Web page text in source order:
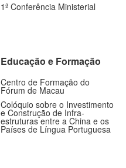
1ª Conferência Ministerial
Educação e Formação
Centro de Formação do
Fórum de Macau
Colóquio sobre o Investimento
e Construção de Infra-
estruturas entre a China e os
Países de Língua Portuguesa